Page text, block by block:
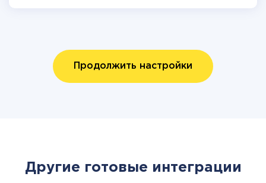
Продолжить настройки
Другие готовые интеграции